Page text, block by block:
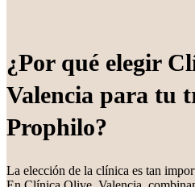
¿Por qué elegir
Valencia para tu
Prophilo?
La elección de la clínica es tan